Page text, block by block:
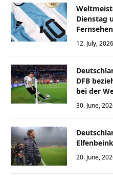
Dienstag
Fernsehen
12. July,
DFB
bei der
30. June,
20. June,